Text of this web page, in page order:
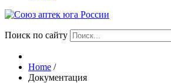
Поиск по сайту
Home /
Документация